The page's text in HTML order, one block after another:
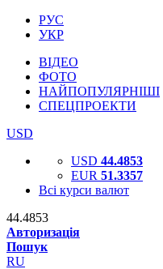
РУС
УКР
ВІДЕО
ФОТО
НАЙПОПУЛЯРНІШІ
СПЕЦПРОЕКТИ
USD
USD 44.4853
EUR 51.3357
Всі курси валют
44.4853
Авторизація
Пошук
RU